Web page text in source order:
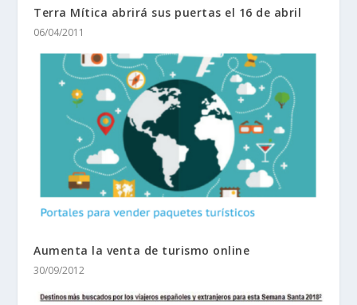
Terra Mítica abrirá sus puertas el 16 de abril
06/04/2011
Aumenta la venta de turismo online
30/09/2012